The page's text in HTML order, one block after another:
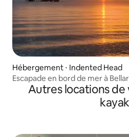
Hébergement ⋅ Indented Head
Escapade en bord de mer à
Autres locations de
kayak